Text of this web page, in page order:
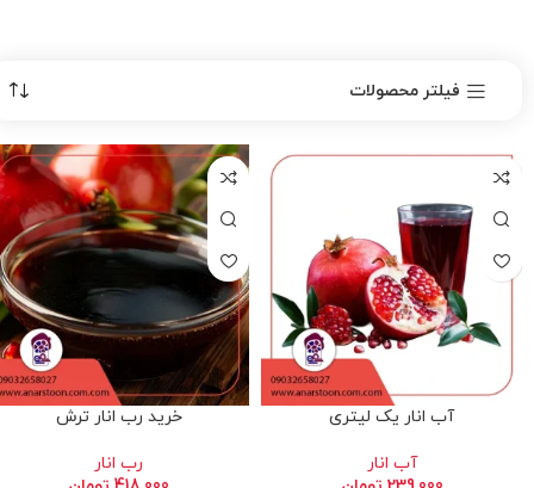
فیلتر محصولات
آب انار یک لیتری
آب انار
خرید رب انار ترش
رب انار